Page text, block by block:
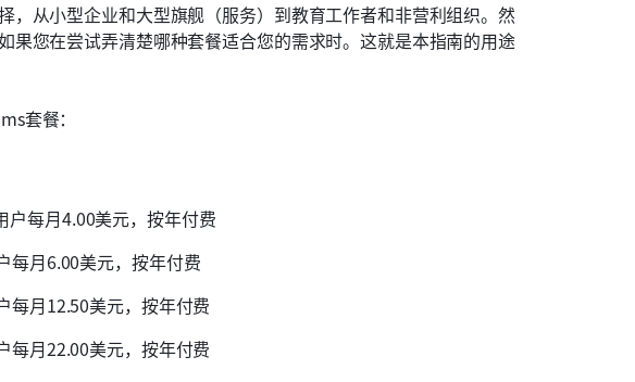
，从小型企业和大型旗舰（服务）到教育工作者和非营利组织。然
果您在尝试弄清楚哪种套餐适合您的需求时。这就是本指南的用途
套餐：
每月4.00美元，按年付费
每月6.00美元，按年付费
每月12.50美元，按年付费
每月22.00美元，按年付费